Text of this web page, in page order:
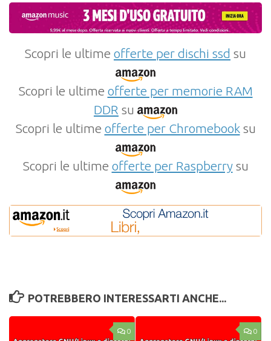
Scopri le ultime offerte per dischi ssd su
Scopri le ultime offerte per memorie RAM
DDR su
Scopri le ultime offerte per Chromebooksu
Scopri le ultime offerte per Raspberrysu
POTREBBERO INTERESSARTI ANCHE...
0 0